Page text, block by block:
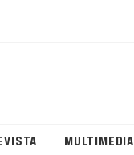
MULTIMEDIA